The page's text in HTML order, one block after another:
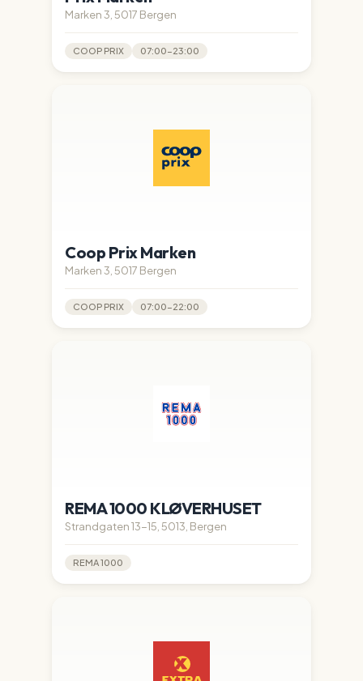
Marken 3, 5017 Bergen
COOP PRIX 07:00-23:00
Coop Prix Marken
Marken 3, 5017 Bergen
COOP PRIX 07:00-22:00
REMA 1000 KLØVERHUSET
Strandgaten 13-15, 5013, Bergen
REMA 1000